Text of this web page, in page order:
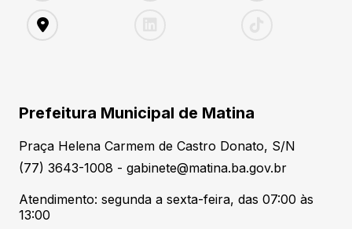
Prefeitura Municipal de Matina
Praça Helena Carmem de Castro Donato, S/N
(77) 3643-1008 - gabinete@matina.ba.gov.br
Atendimento: segunda a sexta-feira, das 07:00 às
13:00